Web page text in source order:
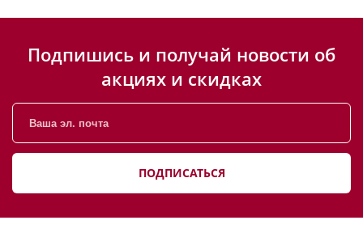
Подпишись и получай новости об
акциях и скидках
ПОДПИСАТЬСЯ